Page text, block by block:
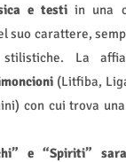
e testi in una
suo carattere,
La
(Litfiba,
con cui trova
e “Spiriti”